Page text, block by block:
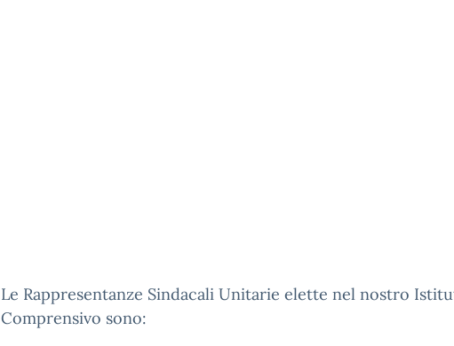
Le Rappresentanze Sindacali Unitarie elette nel nostro
Comprensivo sono: